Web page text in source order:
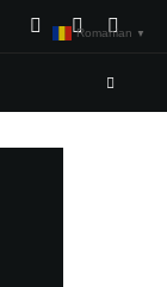
Romanian ▼